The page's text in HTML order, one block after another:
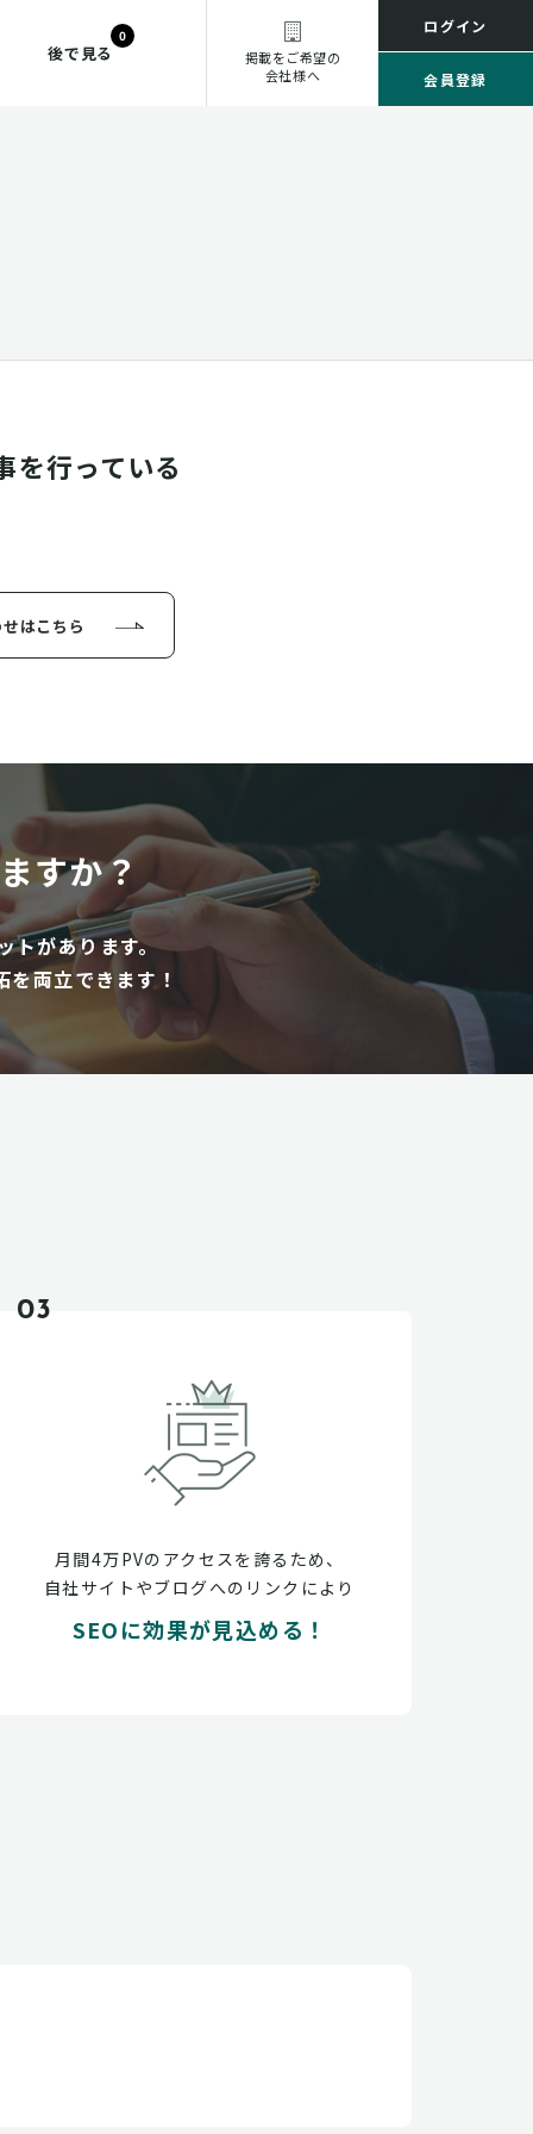
後で見る
0
掲載をご希望の
会社様へ
ログイン
会員登録
を行っている
はこちら
すか？
トがあります。
両立できます！
03
月間4万PVのアクセスを誇るため、
自社サイトやブログへのリンクにより
SEOに効果が見込める！